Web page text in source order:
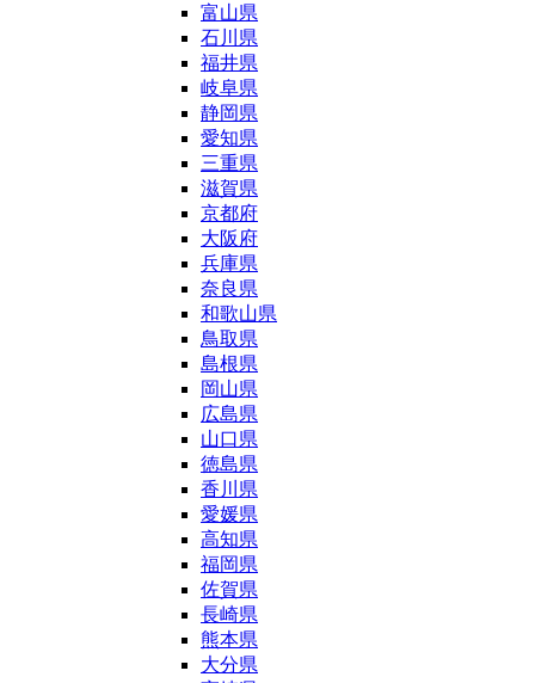
富山県
石川県
福井県
岐阜県
静岡県
愛知県
三重県
滋賀県
京都府
大阪府
兵庫県
奈良県
和歌山県
鳥取県
島根県
岡山県
広島県
山口県
徳島県
香川県
愛媛県
高知県
福岡県
佐賀県
長崎県
熊本県
大分県